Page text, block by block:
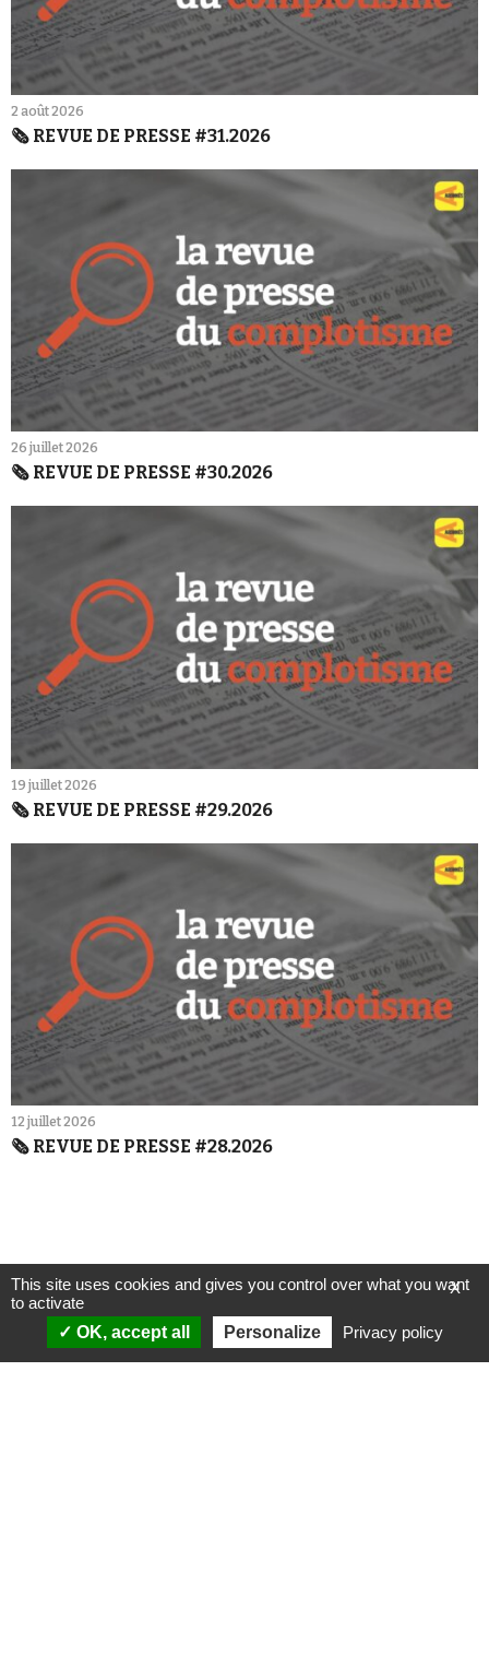
2 août 2026
🗞️ REVUE DE PRESSE #31.2026
26 juillet 2026
🗞️ REVUE DE PRESSE #30.2026
19 juillet 2026
🗞️ REVUE DE PRESSE #29.2026
12 juillet 2026
🗞️ REVUE DE PRESSE #28.2026
ANALYSES
VIDÉOS
X
This site uses cookies and gives you control over what you want
to activate
OK, accept all
Personalize Privacy policy